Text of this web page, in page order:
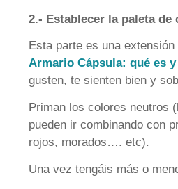
2.- Establecer la paleta de
Esta parte es una
Armario Cápsula: qué es
gusten, te sienten bien y
Priman los colores neutros
pueden ir combinando con
rojos, morados…. etc).
Una vez tengáis más o